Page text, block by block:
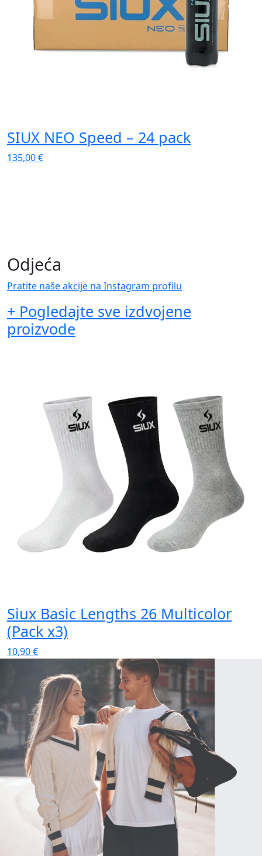
SIUX NEO Speed – 24 pack
135,00€
Odjeća
Pratite naše akcije na Instagram profilu
+ Pogledajte sve izdvojene
proizvode
Siux Basic Lengths 26 Multicolor
(Pack x3)
10,90€